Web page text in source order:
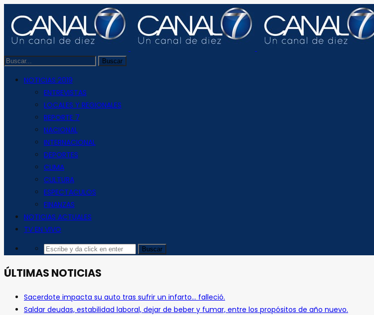
NOTICIAS 2019
ENTREVISTAS
LOCALES Y REGIONALES
REPORTE 7
NACIONAL
INTERNACIONAL
DEPORTES
CLIMA
CULTURA
ESPECTACULOS
FINANZAS
NOTICIAS ACTUALES
TV EN VIVO
ÚLTIMAS NOTICIAS
Sacerdote impacta su auto tras sufrir un infarto… falleció.
Saldar deudas, estabilidad laboral, dejar de beber y fumar, entre los propósitos de año nuevo.